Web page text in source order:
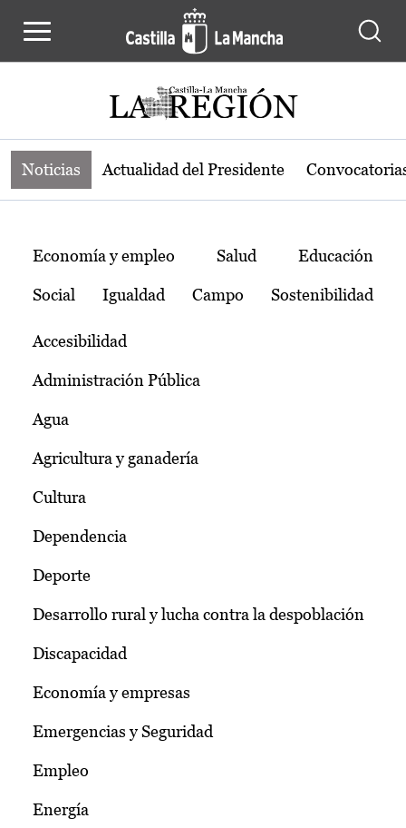
Noticias de la región de Castilla-La
Noticias Actualidad del Presidente
Temas
Economía y empleo Salud Educación
Social Igualdad Campo Sostenibilidad
Accesibilidad
Administración Pública
Agua
Agricultura y ganadería
Cultura
Dependencia
Deporte
Desarrollo rural y lucha contra la despoblación
Discapacidad
Economía y empresas
Emergencias y Seguridad
Empleo
Energía